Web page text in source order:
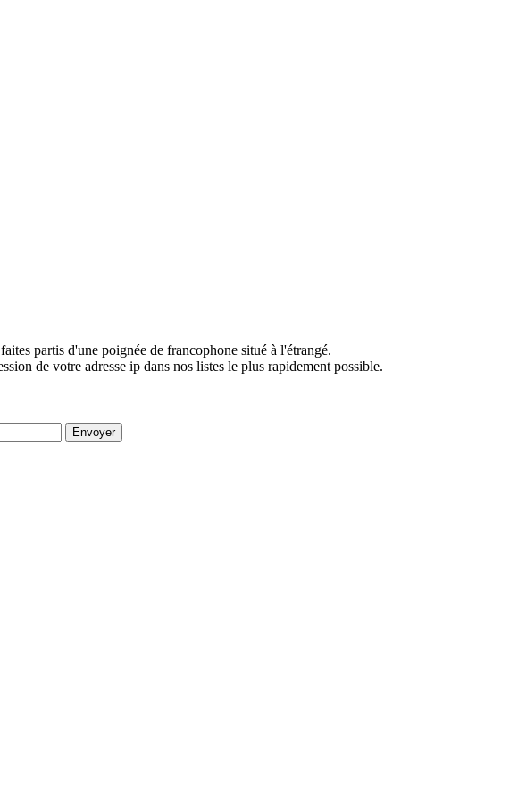
partis d'une poignée de francophone situé à l'étrangé.
de votre adresse ip dans nos listes le plus rapidement possible.